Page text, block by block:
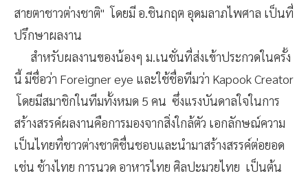
สายตาชาวต่างชาติ" โดยมี อ.ชินกฤต อุดมลาภไพศาล เป็นที่
ปรึกษาผลงาน
สำหรับผลงานของน้องๆ ม.เนชั่นที่ส่งเข้าประกวดในครั้ง
นี้ มีชื่อว่า Foreigner eye และใช้ชื่อทีมว่า Kapook Creator
โดยมีสมาชิกในทีมทั้งหมด 5 คน ซึ่งแรงบันดาลใจในการ
สร้างสรรค์ผลงานคือการมองจากสิ่งใกล้ตัว เอกลักษณ์ความ
เป็นไทยที่ชาวต่างชาติชื่นชอบและนำมาสร้างสรรค์ต่อยอด
เช่น ช้างไทย การนวด อาหารไทย ศิลปะมวยไทย เป็นต้น